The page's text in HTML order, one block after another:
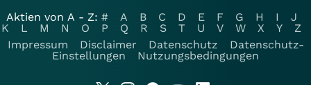
Aktien von A - Z: # A B C D E F G H I
J
K
L M N O P Q R S T U V W X Y
Z
Impressum
Disclaimer Datenschutz
Datenschutz-
Einstellungen
Nutzungsbedingungen